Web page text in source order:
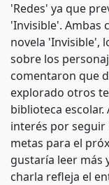
'Redes' ya que
'Invisible'. Ambas
novela 'Invisible',
sobre los
comentaron que
explorado otros
biblioteca
interés por seguir
metas para el
gustaría leer más
charla refleja el